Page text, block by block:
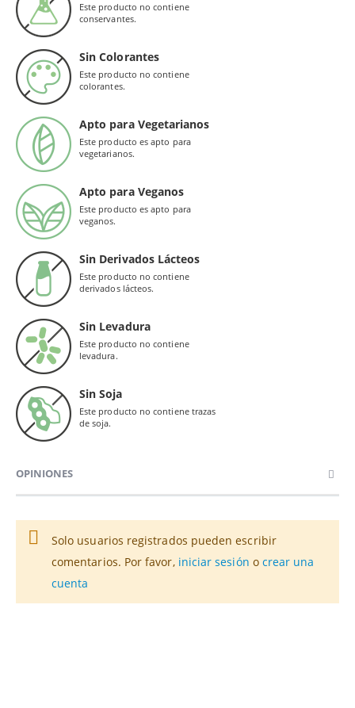
Este producto no contiene
conservantes.
Sin Colorantes
Este producto no contiene
colorantes.
Apto para Vegetarianos
Este producto es apto para
vegetarianos.
Apto para Veganos
Este producto es apto para
veganos.
Sin Derivados Lácteos
Este producto no contiene
derivados lácteos.
Sin Levadura
Este producto no contiene
levadura.
Sin Soja
Este producto no contiene trazas
de soja.
OPINIONES
Solo usuarios registrados pueden escribir
comentarios. Por favor, iniciar sesión o crear una
cuenta